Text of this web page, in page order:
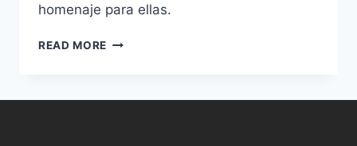
homenaje para ellas.
READ MORE